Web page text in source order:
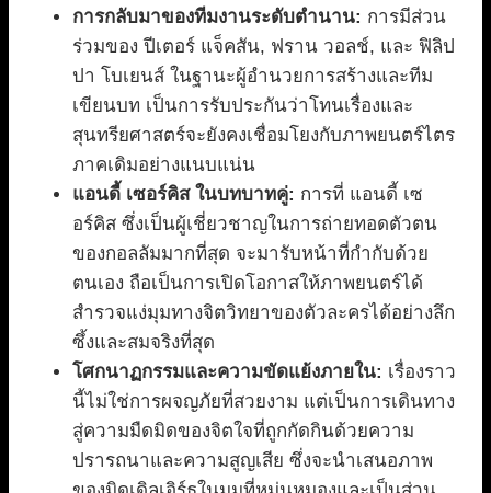
การกลับมาของทีมงานระดับตำนาน: การมีส่วน
ร่วมของ ปีเตอร์ แจ็คสัน, ฟราน วอลช์, และ ฟิลิป
ปา โบเยนส์ ในฐานะผู้อำนวยการสร้างและทีม
เขียนบท เป็นการรับประกันว่าโทนเรื่องและ
สุนทรียศาสตร์จะยังคงเชื่อมโยงกับภาพยนตร์ไตร
ภาคเดิมอย่างแนบแน่น
แอนดี้ เซอร์คิส ในบทบาทคู่: การที่ แอนดี้ เซ
อร์คิส ซึ่งเป็นผู้เชี่ยวชาญในการถ่ายทอดตัวตน
ของกอลลัมมากที่สุด จะมารับหน้าที่กำกับด้วย
ตนเอง ถือเป็นการเปิดโอกาสให้ภาพยนตร์ได้
สำรวจแง่มุมทางจิตวิทยาของตัวละครได้อย่างลึก
ซึ้งและสมจริงที่สุด
โศกนาฏกรรมและความขัดแย้งภายใน: เรื่องราว
นี้ไม่ใช่การผจญภัยที่สวยงาม แต่เป็นการเดินทาง
สู่ความมืดมิดของจิตใจที่ถูกกัดกินด้วยความ
ปรารถนาและความสูญเสีย ซึ่งจะนำเสนอภาพ